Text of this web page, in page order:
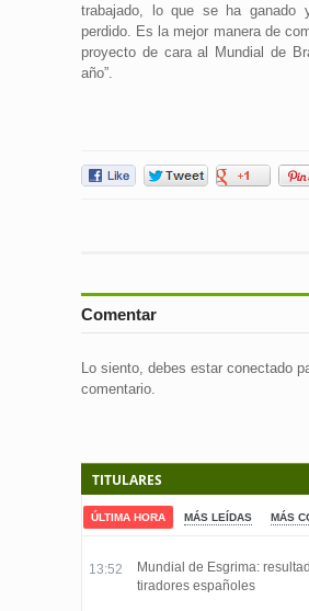
trabajado, lo que se ha
perdido. Es la mejor manera de
proyecto de cara al Mundial de
año”.
Comentar
Lo siento, debes estar conectado
comentario.
TITULARES
ÚLTIMA HORA MÁS LEÍDAS MÁS
13:52
Mundial de Esgrima:
tiradores españoles